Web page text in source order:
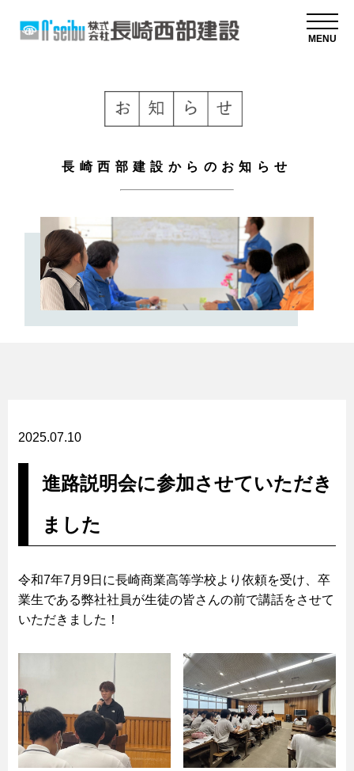
MENU
長崎西部建設からのお知らせ
2025.07.10
進路説明会に参加させていただき
ました
令和7年7月9日に長崎商業高等学校より依頼を受け、卒
業生である弊社社員が生徒の皆さんの前で講話をさせて
いただきました！